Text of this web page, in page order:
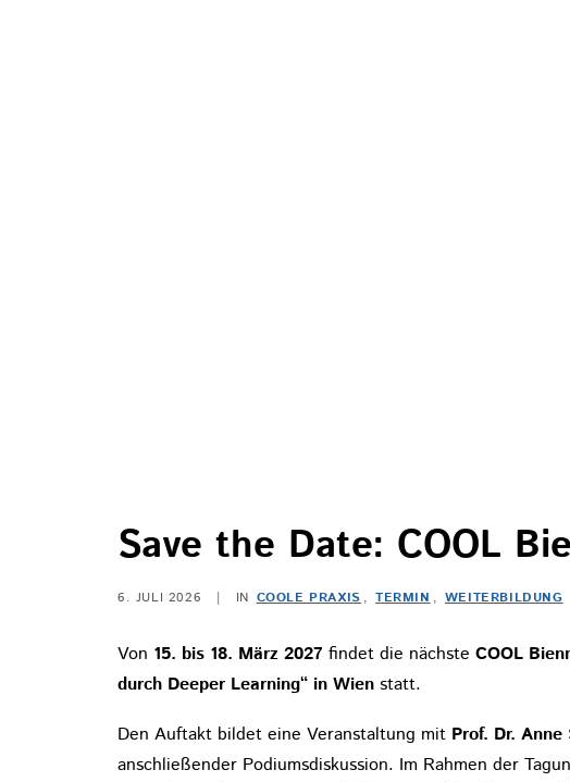
Save the Date: COOL
6. JULI 2026 | IN COOLE PRAXIS , TERMIN , WEITERBILDUNG
Von 15. bis 18. März 2027 findet die nächste COOL
durch Deeper Learning“ in Wien statt.
Den Auftakt bildet eine Veranstaltung mit Prof. Dr. Anne
anschließender Podiumsdiskussion. Im Rahmen der